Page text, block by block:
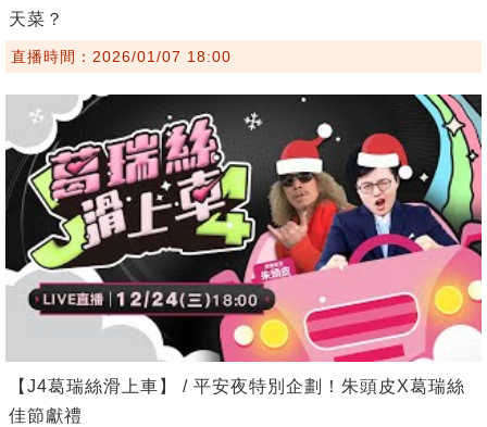
天菜？
直播時間：2026/01/07 18:00
【J4葛瑞絲滑上車】 / 平安夜特別企劃！朱頭皮X葛瑞絲
佳節獻禮